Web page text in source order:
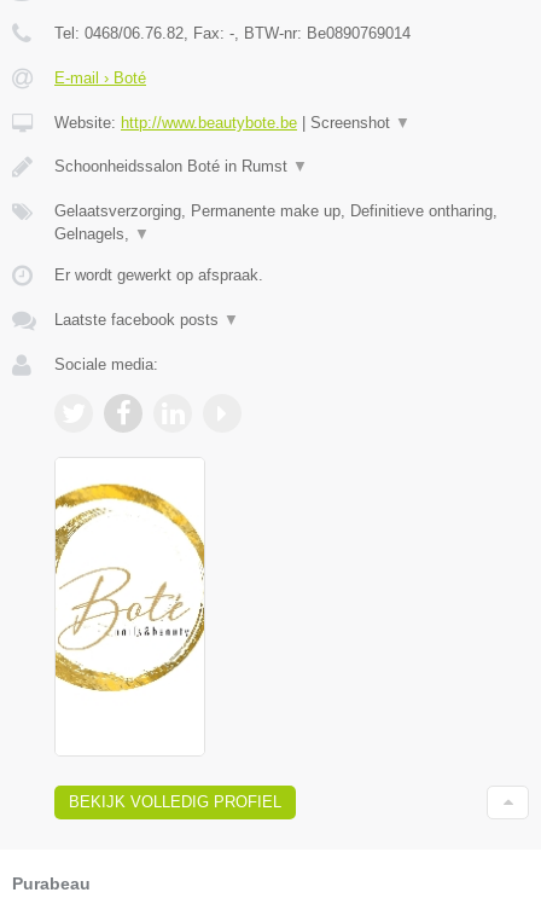
Tel: 0468/06.76.82, Fax: -, BTW-nr: Be0890769014
E-mail › Boté
Website: http://www.beautybote.be Screenshot ▼
Schoonheidssalon Boté in Rumst ▼
Gelaatsverzorging, Permanente make up, Definitieve ontharing,
Gelnagels, ▼
Er wordt gewerkt op afspraak.
Laatste facebook posts ▼
Sociale media:
BEKIJK VOLLEDIG PROFIEL
Purabeau